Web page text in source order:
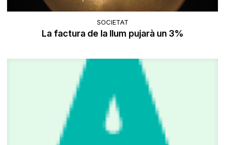
SOCIETAT
La factura de la llum pujarà un 3%